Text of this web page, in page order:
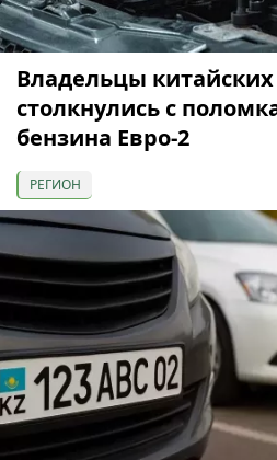
Владельцы
столкнулись с
бензина Евро-2
РЕГИОН